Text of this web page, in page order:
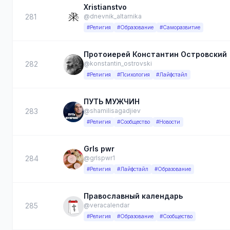
281
Xristianstvo
@dnevnik_altarnika
#Религия #Образование #Саморазвитие
282
Протоиерей Константин Островский
@konstantin_ostrovski
#Религия #Психология #Лайфстайл
283
ПУТЬ МУЖЧИН
@shamilisagadjiev
#Религия #Сообщество #Новости
284
Grls pwr
@grlspwr1
#Религия #Лайфстайл #Образование
285
Православный календарь
@veracalendar
#Религия #Образование #Сообщество